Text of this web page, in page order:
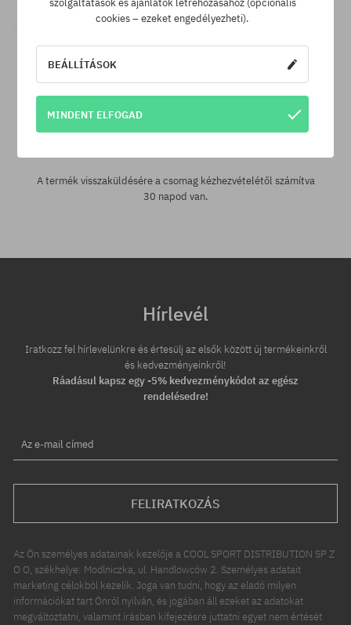
A termék visszaküldésére a csomag kézhezvételétől számítva
30 napod van.
Hírlevél
Iratkozz fel hírlevelünkre és értesülj az elsők között új termékeinkről
és kedvezményeinkről!
Ráadásul kapsz egy -5% kedvezménykódot az egész
rendelésedre!
Az e-mail címed
FELIRATKOZÁS
Az Ön személyes adatainak kezelője a COOL SPORT DISTRIBUTION SP Z
O O, székhelye: Modlniczka, ul. Handlowców 2. Személyes adatait
marketing célokból kezelik. Joga van tudni, hogy az eladó milyen
információkat tart Önről nyilván, és jogában áll ezeket az adatokat
megváltoztatni, valamint írásban kifejezésre juttatni egyet nem értését
szolgáltatások és ajánlatok létrehozásához (opcionális
cookies – ezeket engedélyezheti).
BEÁLLÍTÁSOK
MINDENT ELFOGAD